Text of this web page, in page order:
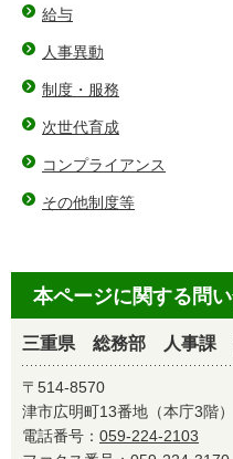
給与
人事異動
制度・服務
次世代育成
コンプライアンス
その他制度等
本ページに関する問
三重県 総務部 人事課
〒514-8570
津市広明町13番地（本庁3階）
電話番号： 059-224-2103